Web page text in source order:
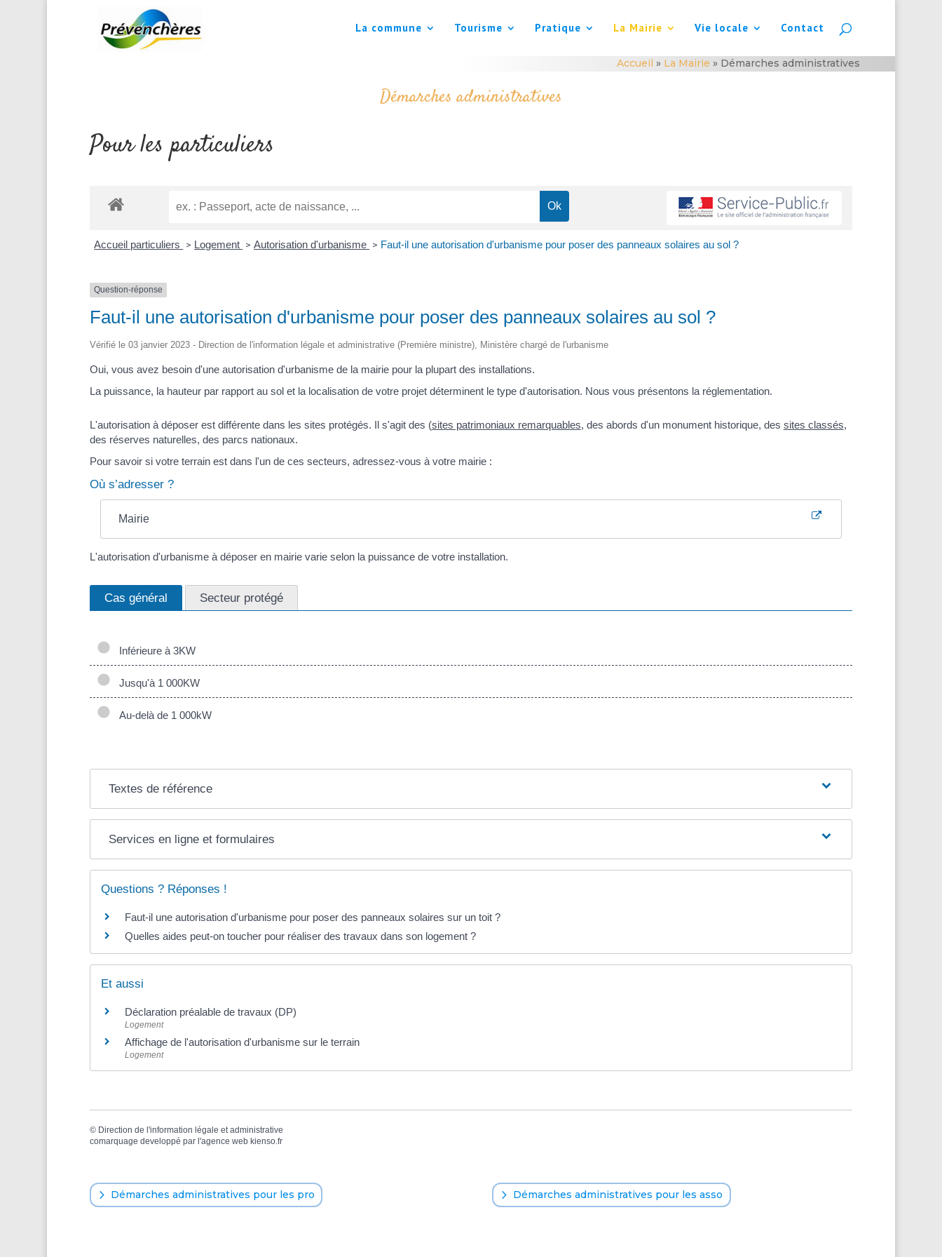
La commune Tourisme Pratique La Mairie Vie locale Contact
Accueil » La Mairie » Démarches administratives
Démarches administratives
Pour les particuliers
Accueil particuliers > Logement > Autorisation d'urbanisme > Faut-il une autorisation d'urbanisme pour poser des panneaux solaires au sol ?
Question-réponse
Faut-il une autorisation d'urbanisme pour poser des panneaux solaires au sol ?
Vérifié le 03 janvier 2023 - Direction de l'information légale et administrative (Première ministre), Ministère chargé de l'urbanisme
Oui, vous avez besoin d'une autorisation d'urbanisme de la mairie pour la plupart des installations.
La puissance, la hauteur par rapport au sol et la localisation de votre projet déterminent le type d'autorisation. Nous vous présentons la réglementation.
L'autorisation à déposer est différente dans les sites protégés. Il s'agit des (sites patrimoniaux remarquables, des abords d'un monument historique, des sites classés,
des réserves naturelles, des parcs nationaux.
Pour savoir si votre terrain est dans l'un de ces secteurs, adressez-vous à votre mairie :
Où s’adresser ?
Mairie
L'autorisation d'urbanisme à déposer en mairie varie selon la puissance de votre installation.
Cas général Secteur protégé
Inférieure à 3KW
Jusqu'à 1 000KW
Au-delà de 1 000kW
Textes de référence
Services en ligne et formulaires
Questions ? Réponses !
Faut-il une autorisation d'urbanisme pour poser des panneaux solaires sur un toit ?
Quelles aides peut-on toucher pour réaliser des travaux dans son logement ?
Et aussi
Déclaration préalable de travaux (DP)
Logement
Affichage de l'autorisation d'urbanisme sur le terrain
Logement
© Direction de l'information légale et administrative
comarquage developpé par l'agence web kienso.fr
Démarches administratives pour les pro Démarches administratives pour les asso